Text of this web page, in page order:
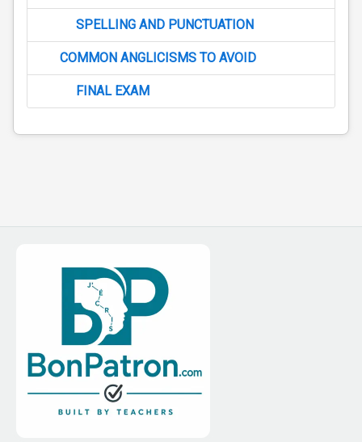
SPELLING AND PUNCTUATION
COMMON ANGLICISMS TO AVOID
FINAL EXAM